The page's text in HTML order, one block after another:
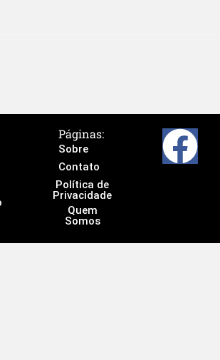
Páginas:
Sobre
Contato
Política de
Privacidade
Quem
Somos